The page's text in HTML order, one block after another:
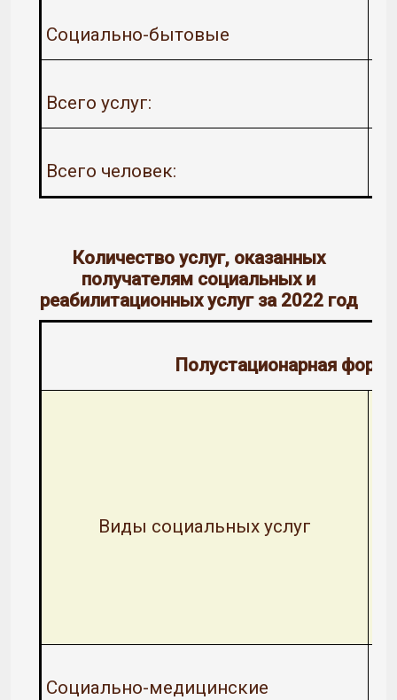
Социально-бытовые
Всего услуг:
Всего человек:
Количество услуг, оказанных
получателям социальных и
реабилитационных услуг за 2022 год
Полустационарная
Виды социальных услуг
Социально-медицинские